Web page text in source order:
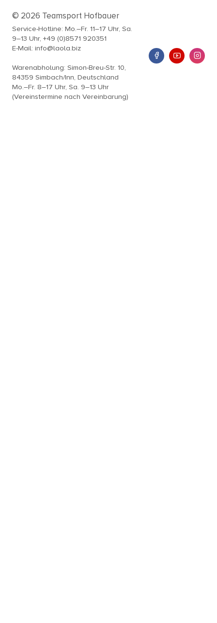
© 2026 Teamsport Hofbauer
Service-Hotline: Mo.–Fr. 11–17 Uhr, Sa.
9–13 Uhr, +49 (0)8571 920351
E-Mail: info@laola.biz
Warenabholung: Simon-Breu-Str. 10,
84359 Simbach/Inn, Deutschland
Mo.–Fr. 8–17 Uhr, Sa. 9–13 Uhr
(Vereinstermine nach Vereinbarung)